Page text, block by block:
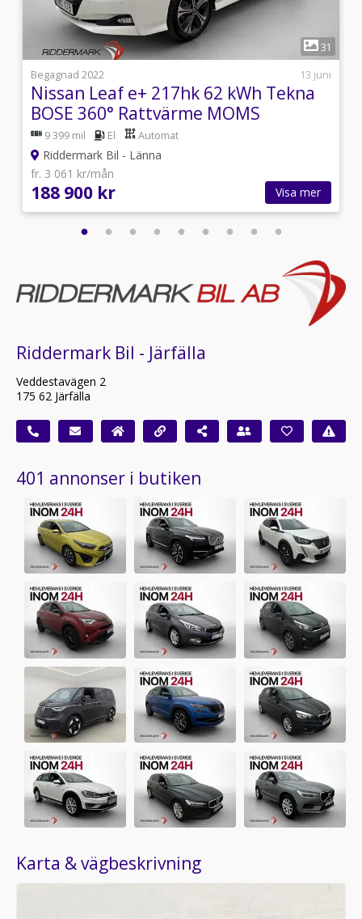
Utrustning/Tillbehör:
MOMS/LEASBAR,N-Connecta,360°
kamera,Navigation,Rattvärme,Apple CarPlay,Android
auto,Keyless system,Adaptiv
farthållare,Parkeringssensorer fram & bak,Döda vinkel
rutor bak,Parkeringssensorer
fram,Parkeringssensorer
bak,ACC/Klimatanläggning,Elhissar fram och
bak,Multifunktionsratt,Sätesvärme fram,360kr
årsskatt,En brukare,Svensksåld
31
Begagnad 2022
13 juni
Nissan Leaf e+ 217hk 62 kWh Tekna
BOSE 360° Rattvärme MOMS
9 399 mil El Automat
Riddermark Bil - Länna
fr. 3 061 kr/mån
188 900 kr Visa mer
Riddermark Bil - Järfälla
Veddestavägen 2
175 62 Järfälla
401 annonser i butiken
Karta & vägbeskrivning